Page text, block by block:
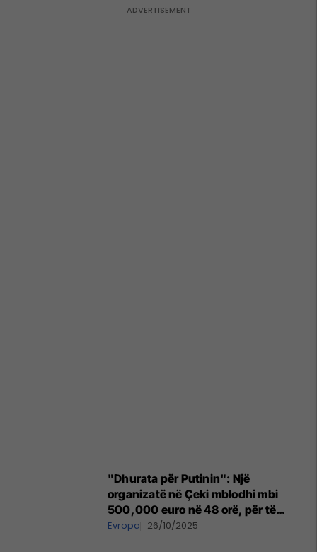
"Dhurata për Putinin": Një
organizatë në Çeki mblodhi mbi
500,000 euro në 48 orë, për të
financuar një raketë 'Flamingo' për
Evropa 26/10/2025